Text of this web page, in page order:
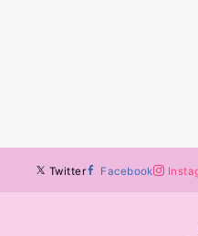
Twitter Facebook